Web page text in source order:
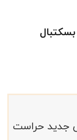
جدید حراست